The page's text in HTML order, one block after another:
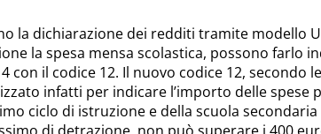
la dichiarazione dei redditi tramite modello
la spesa mensa scolastica, possono farlo
con il codice 12. Il nuovo codice 12, secondo
infatti per indicare l’importo delle spese
ciclo di istruzione e della scuola